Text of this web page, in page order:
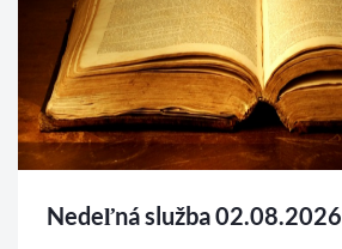
Nedeľná služba 02.08.2026